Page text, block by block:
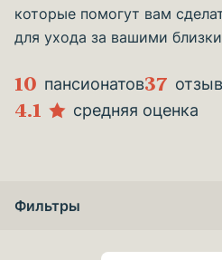
которые помогут вам
для ухода за вашими
10 пансионатов37
4.1 средняя оценка
Фильтры